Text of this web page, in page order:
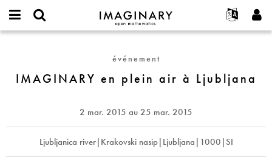
IMAGINARY
open
Français
Deutsch
Español
Türkçe
Programmes
Galeries
Films
Textes
Expositions
Projets
Participer
username
Créer un nouveau compte
Demander un nouveau mot de passe
plein
événement
IMAGINARY en plein air à Ljubljana
2 mar. 2015 au 25 mar. 2015
Ljubljanica river|Krakovski nasip|Ljubljana|1000|SI